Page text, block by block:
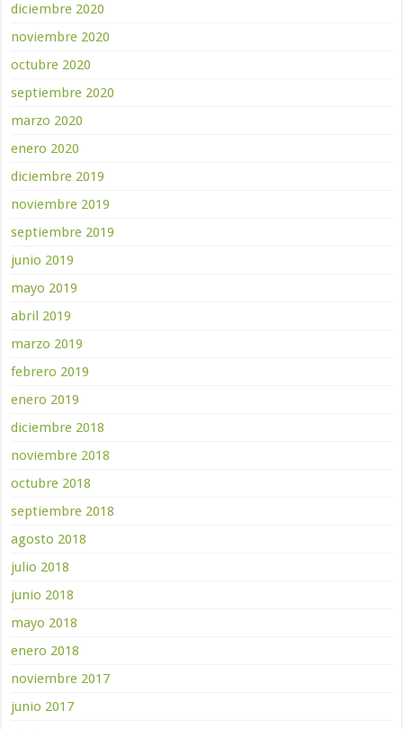
diciembre 2020
noviembre 2020
octubre 2020
septiembre 2020
marzo 2020
enero 2020
diciembre 2019
noviembre 2019
septiembre 2019
junio 2019
mayo 2019
abril 2019
marzo 2019
febrero 2019
enero 2019
diciembre 2018
noviembre 2018
octubre 2018
septiembre 2018
agosto 2018
julio 2018
junio 2018
mayo 2018
enero 2018
noviembre 2017
junio 2017